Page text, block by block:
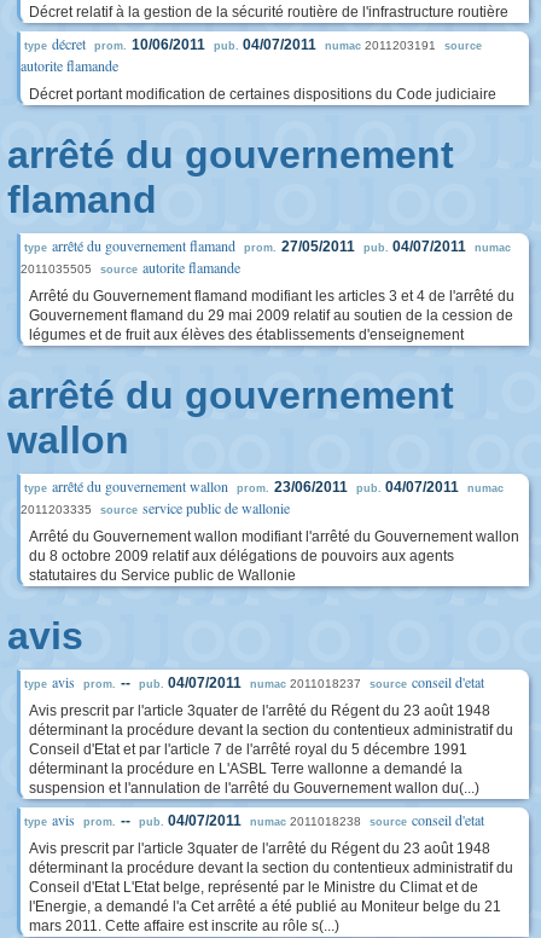
Décret relatif à la gestion de la sécurité routière de l'infrastructure routière
type décret prom. 10/06/2011 pub. 04/07/2011 numac 2011203191 source
autorite flamande
Décret portant modification de certaines dispositions du Code judiciaire
arrêté du gouvernement
flamand
type arrêté du gouvernement flamand prom. 27/05/2011 pub. 04/07/2011 numac
2011035505 source autorite flamande
Arrêté du Gouvernement flamand modifiant les articles 3 et 4 de l'arrêté du
Gouvernement flamand du 29 mai 2009 relatif au soutien de la cession de
légumes et de fruit aux élèves des établissements d'enseignement
arrêté du gouvernement
wallon
type arrêté du gouvernement wallon prom. 23/06/2011 pub. 04/07/2011 numac
2011203335 source service public de wallonie
Arrêté du Gouvernement wallon modifiant l'arrêté du Gouvernement wallon
du 8 octobre 2009 relatif aux délégations de pouvoirs aux agents
statutaires du Service public de Wallonie
avis
type avis prom. -- pub. 04/07/2011 numac 2011018237 source conseil d'etat
Avis prescrit par l'article 3quater de l'arrêté du Régent du 23 août 1948
déterminant la procédure devant la section du contentieux administratif du
Conseil d'Etat et par l'article 7 de l'arrêté royal du 5 décembre 1991
déterminant la procédure en L'ASBL Terre wallonne a demandé la
suspension et l'annulation de l'arrêté du Gouvernement wallon du(...)
type avis prom. -- pub. 04/07/2011 numac 2011018238 source conseil d'etat
Avis prescrit par l'article 3quater de l'arrêté du Régent du 23 août 1948
déterminant la procédure devant la section du contentieux administratif du
Conseil d'Etat L'Etat belge, représenté par le Ministre du Climat et de
l'Energie, a demandé l'a Cet arrêté a été publié au Moniteur belge du 21
mars 2011. Cette affaire est inscrite au rôle s(...)